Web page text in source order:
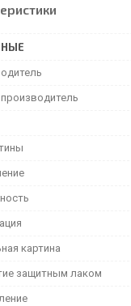
картина
защитным лаком